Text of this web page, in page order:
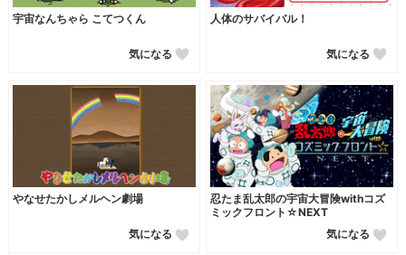
宇宙なんちゃら こてつくん
気になる
人体のサバイバル！
気になる
やなせたかしメルヘン劇場
気になる
忍たま乱太郎の宇宙大冒険withコズ
ミックフロント☆NEXT
気になる